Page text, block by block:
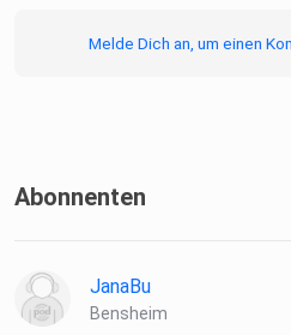
Melde Dich an, um einen
Abonnenten
JanaBu
Bensheim